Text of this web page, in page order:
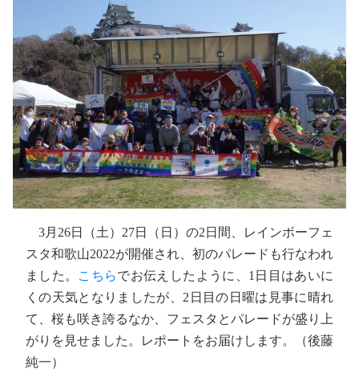
3月26日（土）27日（日）の2日間、レインボーフェ
スタ和歌山2022が開催され、初のパレードも行なわれ
ました。 こちらでお伝えしたように、1日目はあいに
くの天気となりましたが、2日目の日曜は見事に晴れ
て、桜も咲き誇るなか、フェスタとパレードが盛り上
がりを見せました。レポートをお届けします。（後藤
純一）